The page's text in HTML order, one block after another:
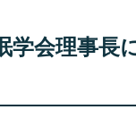
学会理事長